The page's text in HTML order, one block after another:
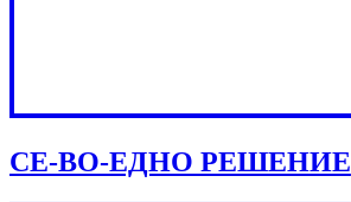
СЕ-ВО-ЕДНО РЕШЕНИЕ